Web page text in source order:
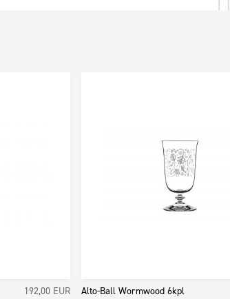
192,00 EUR Alto-Ball Wormwood 6kpl